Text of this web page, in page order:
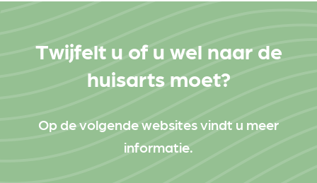
Twijfelt u of u wel naar de
huisarts moet?
Op de volgende websites vindt u meer
informatie.